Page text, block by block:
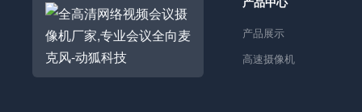
产品展示
高速摄像机